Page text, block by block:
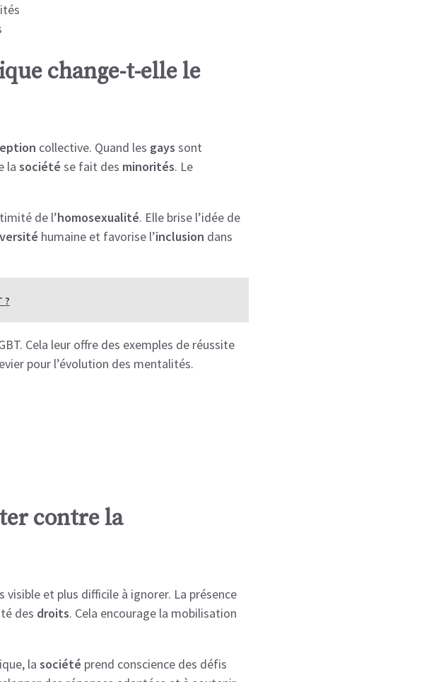
change-t-elle le
collective. Quand les gays sont
la société se fait des minorités. Le
de l’homosexualité. Elle brise l’idée de
humaine et favorise l’inclusion dans
?
Cela leur offre des exemples de réussite
pour l’évolution des mentalités.
contre la
visible et plus difficile à ignorer. La présence
des droits. Cela encourage la mobilisation
la société prend conscience des défis